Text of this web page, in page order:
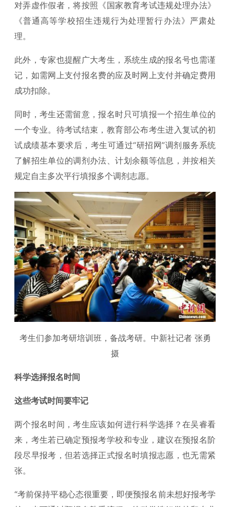
对弄虚作假者，将按照《国家教育考试违规处理办法》
《普通高等学校招生违规行为处理暂行办法》严肃处
理。
此外，专家也提醒广大考生，系统生成的报名号也需谨
记，如需网上支付报名费的应及时网上支付并确定费用
成功扣除。
同时，考生还需留意，报名时只可填报一个招生单位的
一个专业。待考试结束，教育部公布考生进入复试的初
试成绩基本要求后，考生可通过“研招网”调剂服务系统
了解招生单位的调剂办法、计划余额等信息，并按相关
规定自主多次平行填报多个调剂志愿。
考生们参加考研培训班，备战考研。中新社记者 张勇
摄
科学选择报名时间
这些考试时间要牢记
两个报名时间，考生应该如何进行科学选择？在吴睿看
来，考生若已确定预报考学校和专业，建议在预报名阶
段尽早报考，但若选择正式报名时填报志愿，也无需紧
张。
“考前保持平稳心态很重要，即便预报名前未想好报考学